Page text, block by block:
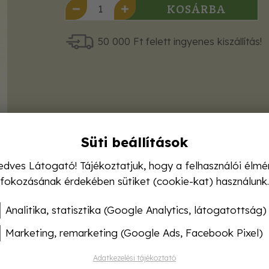
KOSÁRBA
50 000 Ft felett ingyenes kiszállítás!
Süti beállítások
Látogató! Tájékoztatjuk, hogy a felhasználói
fokozásának érdekében sütiket (cookie-kat) használunk.
Analitika, statisztika (Google Analytics, látogatottság)
Marketing, remarketing (Google Ads, Facebook Pixel)
Adatkezelési tájékoztató